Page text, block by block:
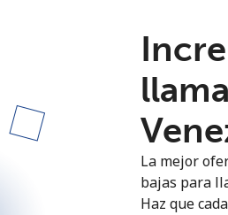
¿Ya tienes una cuenta? Inicia
Regístrate con
La mejor
bajas para
Haz que